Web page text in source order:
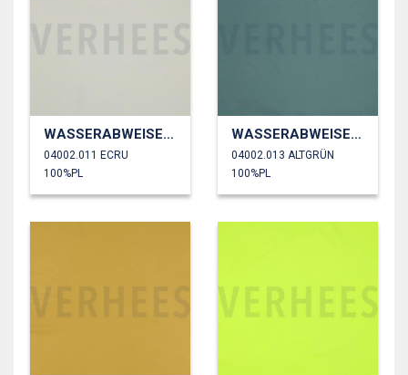
WASSERABWEISEND
04002.011 ECRU
100%PL
WASSERABWEISEND
04002.013 ALTGRÜN
100%PL